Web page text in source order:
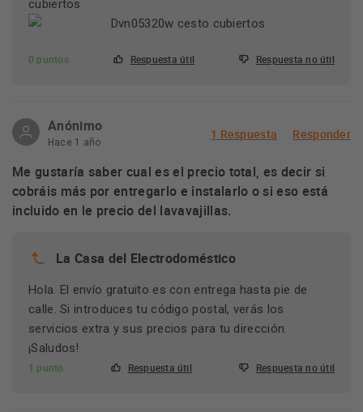
cubiertos
0 puntos Respuesta útil Respuesta no útil
Anónimo
Hace 1 año
1 Respuesta Responder
Me gustaría saber cual es el precio total, es decir si
cobráis más por entregarlo e instalarlo o si eso está
incluido en le precio del lavavajillas.
La Casa del Electrodoméstico
Hola. El envío gratuito es con entrega hasta pie de
calle. Si introduces tu código postal, verás los
servicios extra y sus precios para tu dirección.
¡Saludos!
1 punto Respuesta útil Respuesta no útil